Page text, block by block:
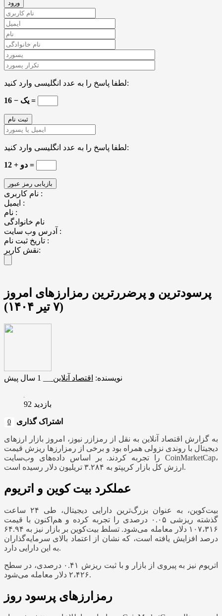
لطفا پاسخ را به عدد انگلیسی وارد کنید:
16 − یک =
لطفا پاسخ را به عدد انگلیسی وارد کنید:
12 + دو =
نام کاربری :
ایمیل :
نام :
نام خانوادگی
آدرس وب سایت :
تاریخ ثبت نام :
نقش کاربر:
پرسودترین و پرضررترین رمزارزهای امروز
(۷ تیر ۱۴۰۴)
نویسنده: اقتصاد آنلاین 1 سال پیش
بازدید 92
اشتراک گذاری 0
به گزارش اقتصاد آنلاین به نقل از رمزازر نیوز، امروز بازار ارز‌های
دیجیتال با روندی نزولی همراه بود و برخی از رمزارز‌ها ریزش قیمت
را تجربه کردند. بر اساس داده‌های وب‌سایت CoinMarketCap،
ارزش کل بازار کریپتو به ۳.۲۸۴ تریلیون دلار رسیده است.
عملکرد بیت کوین و اتریوم
بیت‌کوین، به عنوان بزرگ‌ترین دارایی دیجیتال، طی ۲۴ ساعت
گذشته ریزشی ۰.۰۵ درصدی را تجربه کرده و هم‌اکنون با قیمت
۱۰۷،۳۱۶ دلار معامله می‌شود. تسلط بیت‌کوین بر بازار نیز به ۶۴.۹۴
درصد افزایش یافته است، که نشان از اعتماد بالای سرمایه‌گذاران
به این دارایی دارد.
اتریوم نیز به پیروی از بازار و با ثبت ریزش ۰.۴۱ درصدی، در سطح
۲،۴۲۶ دلار معامله می‌شود.
رمزارز‌های پرسود روز